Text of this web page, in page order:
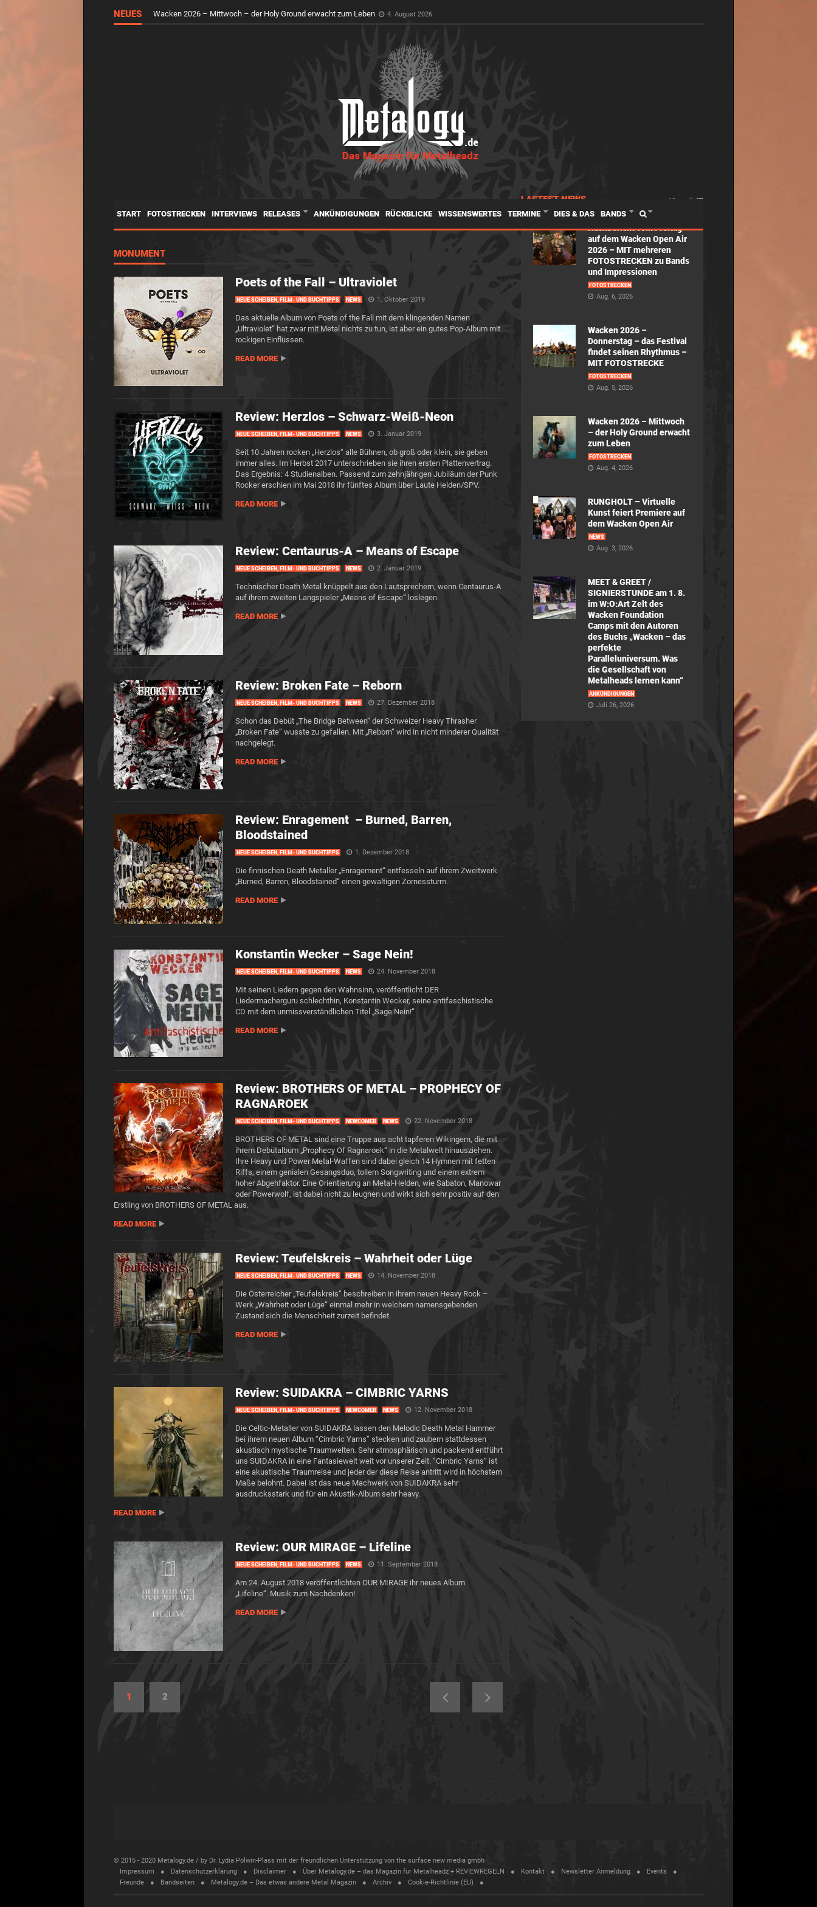
NEUES RUNGHOLT – Virtuelle Kunst feiert Premiere auf dem Wacken Open Air 3. August 2026
START FOTOSTRECKEN INTERVIEWS RELEASES ANKÜNDIGUNGEN RÜCKBLICKE WISSENSWERTES TERMINE DIES & DAS BANDS
MONUMENT
Poets of the Fall – Ultraviolet
NEUE SCHEIBEN, FILM- UND BUCHTIPPS NEWS 1. Oktober 2019
Das aktuelle Album von Poets of the Fall mit dem klingenden Namen
„Ultraviolet“ hat zwar mit Metal nichts zu tun, ist aber ein gutes Pop-Album mit
rockigen Einflüssen.
READ MORE
Review: Herzlos – Schwarz-Weiß-Neon
NEUE SCHEIBEN, FILM- UND BUCHTIPPS NEWS 3. Januar 2019
Seit 10 Jahren rocken „Herzlos“ alle Bühnen, ob groß oder klein, sie geben
immer alles. Im Herbst 2017 unterschrieben sie ihren ersten Plattenvertrag.
Das Ergebnis: 4 Studienalben. Passend zum zehnjährigen Jubiläum der Punk
Rocker erschien im Mai 2018 ihr fünftes Album über Laute Helden/SPV.
READ MORE
Review: Centaurus-A – Means of Escape
NEUE SCHEIBEN, FILM- UND BUCHTIPPS NEWS 2. Januar 2019
Technischer Death Metal knüppelt aus den Lautsprechern, wenn Centaurus-A
auf ihrem zweiten Langspieler „Means of Escape“ loslegen.
READ MORE
Review: Broken Fate – Reborn
NEUE SCHEIBEN, FILM- UND BUCHTIPPS NEWS 27. Dezember 2018
Schon das Debüt „The Bridge Between“ der Schweizer Heavy Thrasher
„Broken Fate“ wusste zu gefallen. Mit „Reborn“ wird in nicht minderer Qualität
nachgelegt.
READ MORE
Review: Enragement – Burned, Barren,
Bloodstained
NEUE SCHEIBEN, FILM- UND BUCHTIPPS 1. Dezember 2018
Die finnischen Death Metaller „Enragement“ entfesseln auf ihrem Zweitwerk
„Burned, Barren, Bloodstained“ einen gewaltigen Zornessturm.
READ MORE
Konstantin Wecker – Sage Nein!
NEUE SCHEIBEN, FILM- UND BUCHTIPPS NEWS 24. November 2018
Mit seinen Liedern gegen den Wahnsinn, veröffentlicht DER
Liedermacherguru schlechthin, Konstantin Wecker, seine antifaschistische
CD mit dem unmissverständlichen Titel „Sage Nein!“
READ MORE
Review: BROTHERS OF METAL – PROPHECY OF
RAGNAROEK
NEUE SCHEIBEN, FILM- UND BUCHTIPPS NEWCOMER NEWS 22. November 2018
BROTHERS OF METAL sind eine Truppe aus acht tapferen Wikingern, die mit
ihrem Debütalbum „Prophecy Of Ragnaroek“ in die Metalwelt hinausziehen.
Ihre Heavy und Power Metal-Waffen sind dabei gleich 14 Hymnen mit fetten
Riffs, einem genialen Gesangsduo, tollem Songwriting und einem extrem
hoher Abgehfaktor. Eine Orientierung an Metal-Helden, wie Sabaton, Manowar
oder Powerwolf, ist dabei nicht zu leugnen und wirkt sich sehr positiv auf den
Erstling von BROTHERS OF METAL aus.
READ MORE
Review: Teufelskreis – Wahrheit oder Lüge
NEUE SCHEIBEN, FILM- UND BUCHTIPPS NEWS 14. November 2018
Die Österreicher „Teufelskreis“ beschreiben in ihrem neuen Heavy Rock –
Werk „Wahrheit oder Lüge“ einmal mehr in welchem namensgebenden
Zustand sich die Menschheit zurzeit befindet.
READ MORE
Review: SUIDAKRA – CIMBRIC YARNS
NEUE SCHEIBEN, FILM- UND BUCHTIPPS NEWCOMER NEWS 12. November 2018
Die Celtic-Metaller von SUIDAKRA lassen den Melodic Death Metal Hammer
bei ihrem neuen Album “Cimbric Yarns” stecken und zaubern stattdessen
akustisch mystische Traumwelten. Sehr atmosphärisch und packend entführt
uns SUIDAKRA in eine Fantasiewelt weit vor unserer Zeit. “Cimbric Yarns” ist
eine akustische Traumreise und jeder der diese Reise antritt wird in höchstem
Maße belohnt. Dabei ist das neue Machwerk von SUIDAKRA sehr
ausdrucksstark und für ein Akustik-Album sehr heavy.
READ MORE
Review: OUR MIRAGE – Lifeline
NEUE SCHEIBEN, FILM- UND BUCHTIPPS NEWS 11. September 2018
Am 24. August 2018 veröffentlichten OUR MIRAGE ihr neues Album
„Lifeline“. Musik zum Nachdenken!
READ MORE
1 2
LASTEST NEWS View all
Nachbericht vom Freitag
auf dem Wacken Open Air
2026 – MIT mehreren
FOTOSTRECKEN zu Bands
und Impressionen
FOTOSTRECKEN
Aug. 6, 2026
Wacken 2026 –
Donnerstag – das Festival
findet seinen Rhythmus –
MIT FOTOSTRECKE
FOTOSTRECKEN
Aug. 5, 2026
Wacken 2026 – Mittwoch
– der Holy Ground erwacht
zum Leben
FOTOSTRECKEN
Aug. 4, 2026
RUNGHOLT – Virtuelle
Kunst feiert Premiere auf
dem Wacken Open Air
NEWS
Aug. 3, 2026
MEET & GREET /
SIGNIERSTUNDE am 1. 8.
im W:O:Art Zelt des
Wacken Foundation
Camps mit den Autoren
des Buchs „Wacken – das
perfekte
Paralleluniversum. Was
die Gesellschaft von
Metalheads lernen kann“
ANKÜNDIGUNGEN
Juli 26, 2026
© 2015 - 2020 Metalogy.de / by Dr. Lydia Polwin-Plass mit der freundlichen Unterstützung von the surface new media gmbh
Impressum
Datenschutzerklärung Disclaimer Über Metalogy.de – das Magazin für Metalheadz + REVIEWREGELN Kontakt Newsletter Anmeldung
Events
Freunde
Bandseiten Metalogy.de – Das etwas andere Metal Magazin Archiv Cookie-Richtlinie (EU)